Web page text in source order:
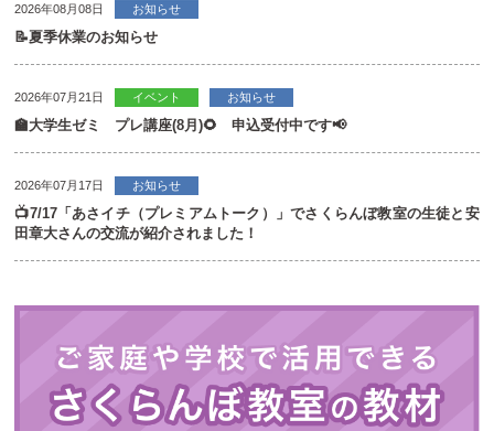
2026年08月08日 お知らせ
📝夏季休業のお知らせ
2026年07月21日 イベント お知らせ
🏫大学生ゼミ プレ講座(8月)🌻 申込受付中です📢
2026年07月17日 お知らせ
📺7/17「あさイチ（プレミアムトーク）」でさくらんぼ教室の生徒と安
田章大さんの交流が紹介されました！